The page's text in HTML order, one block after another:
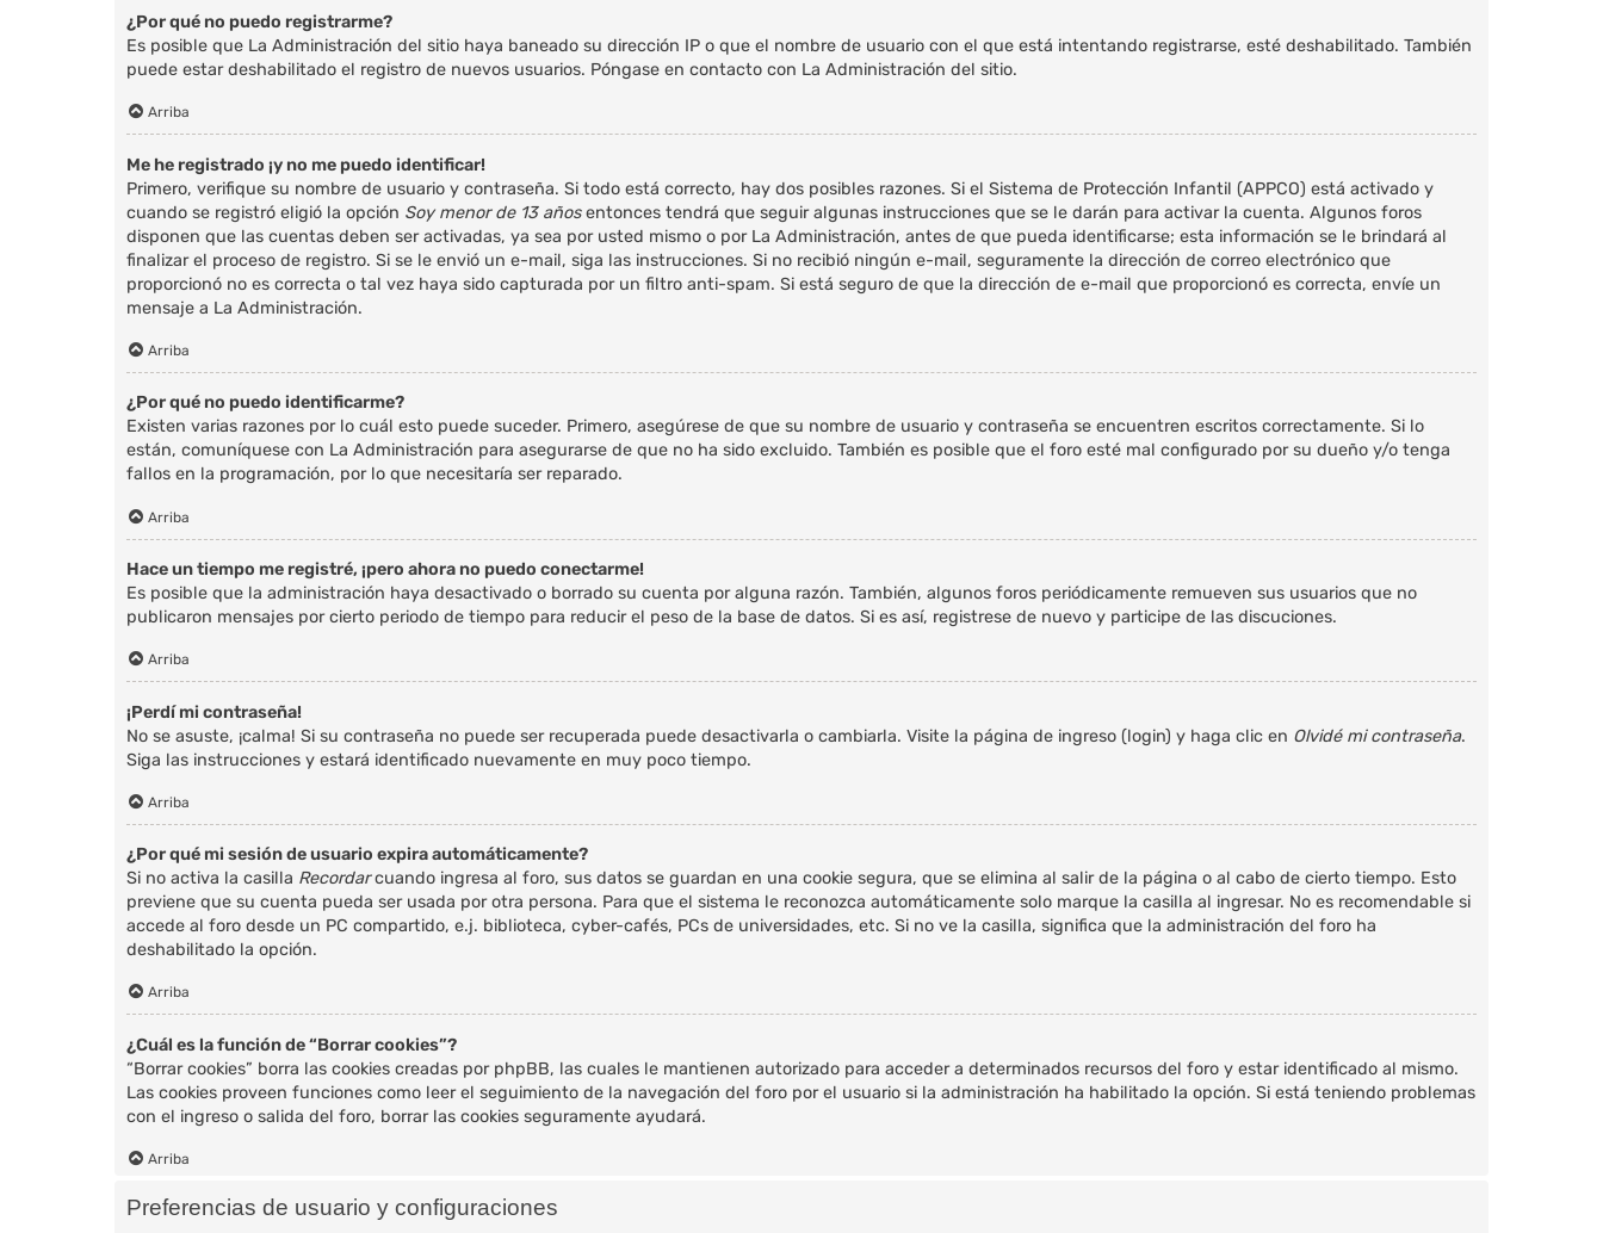
¿Por qué no puedo registrarme?
Es posible que La Administración del sitio haya baneado su dirección IP o que el nombre de usuario con el que está intentando registrarse, esté deshabilitado. También
puede estar deshabilitado el registro de nuevos usuarios. Póngase en contacto con La Administración del sitio.
Arriba
Me he registrado ¡y no me puedo identificar!
Primero, verifique su nombre de usuario y contraseña. Si todo está correcto, hay dos posibles razones. Si el Sistema de Protección Infantil (APPCO) está activado y
cuando se registró eligió la opción Soy menor de 13 añosentonces tendrá que seguir algunas instrucciones que se le darán para activar la cuenta. Algunos foros
disponen que las cuentas deben ser activadas, ya sea por usted mismo o por La Administración, antes de que pueda identificarse; esta información se le brindará al
finalizar el proceso de registro. Si se le envió un e-mail, siga las instrucciones. Si no recibió ningún e-mail, seguramente la dirección de correo electrónico que
proporcionó no es correcta o tal vez haya sido capturada por un filtro anti-spam. Si está seguro de que la dirección de e-mail que proporcionó es correcta, envíe un
mensaje a La Administración.
Arriba
¿Por qué no puedo identificarme?
Existen varias razones por lo cuál esto puede suceder. Primero, asegúrese de que su nombre de usuario y contraseña se encuentren escritos correctamente. Si lo
están, comuníquese con La Administración para asegurarse de que no ha sido excluido. También es posible que el foro esté mal configurado por su dueño y/o tenga
fallos en la programación, por lo que necesitaría ser reparado.
Arriba
Hace un tiempo me registré, ¡pero ahora no puedo conectarme!
Es posible que la administración haya desactivado o borrado su cuenta por alguna razón. También, algunos foros periódicamente remueven sus usuarios que no
publicaron mensajes por cierto periodo de tiempo para reducir el peso de la base de datos. Si es así, registrese de nuevo y participe de las discuciones.
Arriba
¡Perdí mi contraseña!
No se asuste, ¡calma! Si su contraseña no puede ser recuperada puede desactivarla o cambiarla. Visite la página de ingreso (login) y haga clic en Olvidé mi contraseña.
Siga las instrucciones y estará identificado nuevamente en muy poco tiempo.
Arriba
¿Por qué mi sesión de usuario expira automáticamente?
Si no activa la casilla Recordarcuando ingresa al foro, sus datos se guardan en una cookie segura, que se elimina al salir de la página o al cabo de cierto tiempo. Esto
previene que su cuenta pueda ser usada por otra persona. Para que el sistema le reconozca automáticamente solo marque la casilla al ingresar. No es recomendable si
accede al foro desde un PC compartido, e.j. biblioteca, cyber-cafés, PCs de universidades, etc. Si no ve la casilla, significa que la administración del foro ha
deshabilitado la opción.
Arriba
¿Cuál es la función de “Borrar cookies”?
“Borrar cookies” borra las cookies creadas por phpBB, las cuales le mantienen autorizado para acceder a determinados recursos del foro y estar identificado al mismo.
Las cookies proveen funciones como leer el seguimiento de la navegación del foro por el usuario si la administración ha habilitado la opción. Si está teniendo problemas
con el ingreso o salida del foro, borrar las cookies seguramente ayudará.
Arriba
Preferencias de usuario y configuraciones